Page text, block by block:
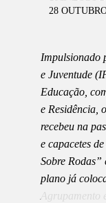
28
Impulsionado
e Juventude
Educação,
e Residência,
recebeu na
e capacetes
Sobre
plano já
Agrupamento